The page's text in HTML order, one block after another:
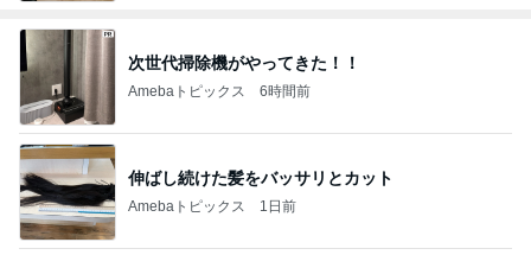
次世代掃除機がやってきた！！
Amebaトピックス 6時間前
伸ばし続けた髪をバッサリとカット
Amebaトピックス 1日前